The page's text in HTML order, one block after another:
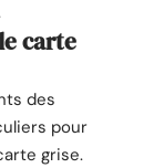
carte
des
pour
grise.